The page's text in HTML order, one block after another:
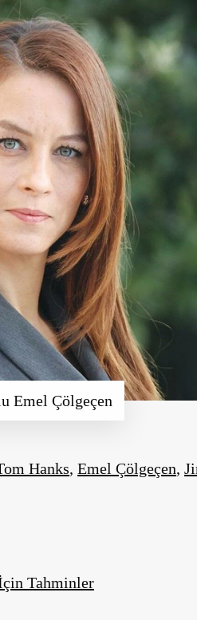
Emel Çölgeçen
Hanks, Emel Çölgeçen,
Tahminler